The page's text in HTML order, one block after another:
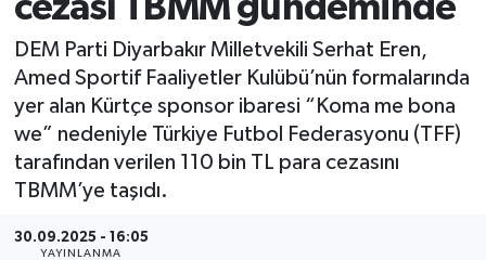
cezası TBMM gündeminde
DEM Parti Diyarbakır Milletvekili Serhat Eren,
Amed Sportif Faaliyetler Kulübü’nün formalarında
yer alan Kürtçe sponsor ibaresi “Koma me bona
we” nedeniyle Türkiye Futbol Federasyonu (TFF)
tarafından verilen 110 bin TL para cezasını
TBMM’ye taşıdı.
30.09.2025 - 16:05
YAYINLANMA